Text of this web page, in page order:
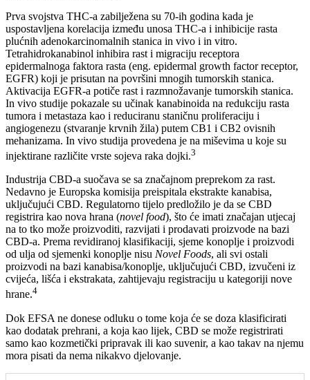
Prva svojstva THC-a zabilježena su 70-ih godina kada je
uspostavljena korelacija između unosa THC-a i inhibicije rasta
plućnih adenokarcinomalnih stanica in vivo i in vitro.
Tetrahidrokanabinol inhibira rast i migraciju receptora
epidermalnoga faktora rasta (eng. epidermal growth factor receptor,
EGFR) koji je prisutan na površini mnogih tumorskih stanica.
Aktivacija EGFR-a potiče rast i razmnožavanje tumorskih stanica.
In vivo studije pokazale su učinak kanabinoida na redukciju rasta
tumora i metastaza kao i reduciranu staničnu proliferaciju i
angiogenezu (stvaranje krvnih žila) putem CB1 i CB2 ovisnih
mehanizama. In vivo studija provedena je na miševima u koje su
injektirane različite vrste sojeva raka dojki.3
Industrija CBD-a suočava se sa značajnom preprekom za rast.
Nedavno je Europska komisija preispitala ekstrakte kanabisa,
uključujući CBD. Regulatorno tijelo predložilo je da se CBD
registrira kao nova hrana (novel food), što će imati značajan utjecaj
na to tko može proizvoditi, razvijati i prodavati proizvode na bazi
CBD-a. Prema revidiranoj klasifikaciji, sjeme konoplje i proizvodi
od ulja od sjemenki konoplje nisu Novel Foods, ali svi ostali
proizvodi na bazi kanabisa/konoplje, uključujući CBD, izvučeni iz
cvijeća, lišća i ekstrakata, zahtijevaju registraciju u kategoriji nove
hrane.4
Dok EFSA ne donese odluku o tome koja će se doza klasificirati
kao dodatak prehrani, a koja kao lijek, CBD se može registrirati
samo kao kozmetički pripravak ili kao suvenir, a kao takav na njemu
mora pisati da nema nikakvo djelovanje.